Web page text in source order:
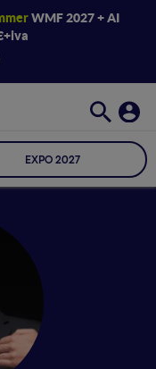
WMF 2027 + AI
EXPO 2027